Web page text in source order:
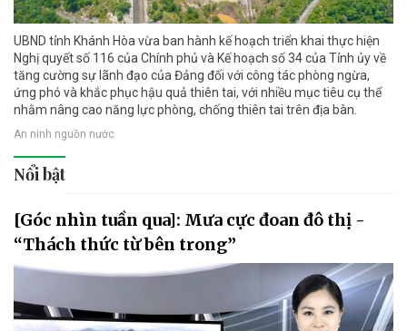
UBND tỉnh Khánh Hòa vừa ban hành kế hoạch triển khai thực hiện
Nghị quyết số 116 của Chính phủ và Kế hoạch số 34 của Tỉnh ủy về
tăng cường sự lãnh đạo của Đảng đối với công tác phòng ngừa,
ứng phó và khắc phục hậu quả thiên tai, với nhiều mục tiêu cụ thể
nhằm nâng cao năng lực phòng, chống thiên tai trên địa bàn.
An ninh nguồn nước
Nổi bật
[Góc nhìn tuần qua]: Mưa cực đoan đô thị -
“Thách thức từ bên trong”